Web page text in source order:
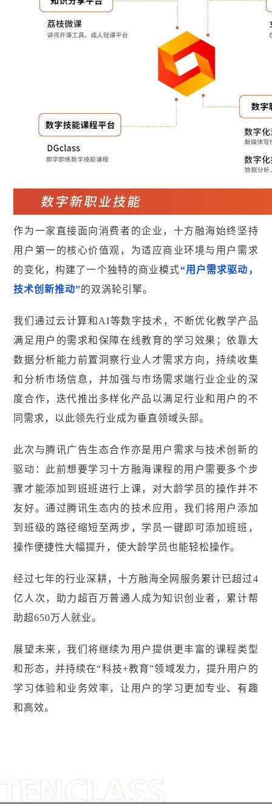
作为一家直接面向消费者的企业，十方融海始终坚持
用户第一的核心价值观，为适应商业环境与用户需求
的变化，构建了一个独特的商业模式“用户需求驱动，
技术创新推动”的双涡轮引擎。
我们通过云计算和AI等数字技术，不断优化教学产品
满足用户的需求和保障在线教育的学习效果；依靠大
数据分析能力前置洞察行业人才需求方向，持续收集
和分析市场信息，并加强与市场需求端行业企业的深
度合作，迭代推出多样化产品以满足行业和用户的不
同需求，以此领先行业成为垂直领域头部。
此次与腾讯广告生态合作亦是用户需求与技术创新的
驱动：此前想要学习十方融海课程的用户需要多个步
骤才能添加到班班进行上课，对大龄学员的操作并不
友好。通过腾讯生态内的技术应用，我们将用户添加
到班级的路径缩短至两步，学员一键即可添加班班，
操作便捷性大幅提升，使大龄学员也能轻松操作。
经过七年的行业深耕，十方融海全网服务累计已超过4
亿人次，助力超百万普通人成为知识创业者，累计帮
助超650万人就业。
展望未来，我们将继续为用户提供更丰富的课程类型
和形态，并持续在“科技+教育”领域发力，提升用户的
学习体验和业务效率，让用户的学习更加专业、有趣
和高效。